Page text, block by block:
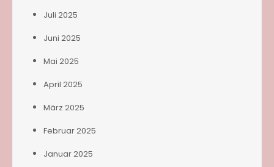
Juli 2025
Juni 2025
Mai 2025
April 2025
März 2025
Februar 2025
Januar 2025